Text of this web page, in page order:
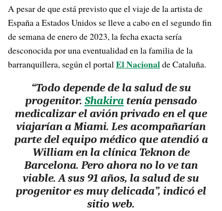
A pesar de que está previsto que el viaje de la artista de
España a Estados Unidos se lleve a cabo en el segundo fin
de semana de enero de 2023, la fecha exacta sería
desconocida por una eventualidad en la familia de la
barranquillera, según el portalEl Nacionalde Cataluña.
“Todo depende de la salud de su
progenitor. Shakiratenía pensado
medicalizar el avión privado en el que
viajarían a Miami. Les acompañarían
parte del equipo médico que atendió a
William en la clínica Teknon de
Barcelona. Pero ahora no lo ve tan
viable. A sus 91 años, la salud de su
progenitor es muy delicada”, indicó el
sitio web.